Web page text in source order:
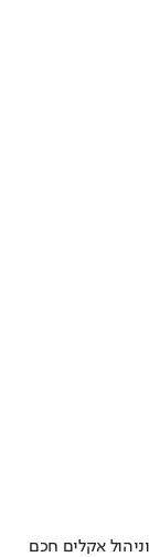
אקלים חכם